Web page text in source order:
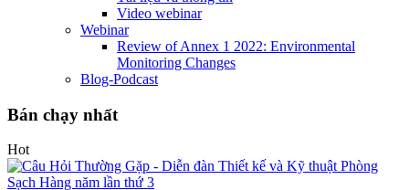
Video webinar
Webinar
Review of Annex 1 2022: Environmental
Monitoring Changes
Blog-Podcast
Bán chạy nhất
Hot